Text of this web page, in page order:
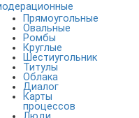
Прямоугольные
Овальные
Ромбы
Круглые
Шестиугольник
Титулы
Облака
Диалог
Карты
процессов